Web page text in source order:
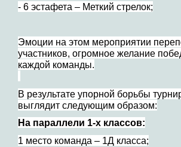
- 6 эстафета – Меткий стрелок;
Эмоции на этом мероприятии
участников, огромное желание
каждой команды.
В результате упорной борьбы
выглядит следующим образом:
На параллели 1-х классов:
1 место команда – 1Д класса;